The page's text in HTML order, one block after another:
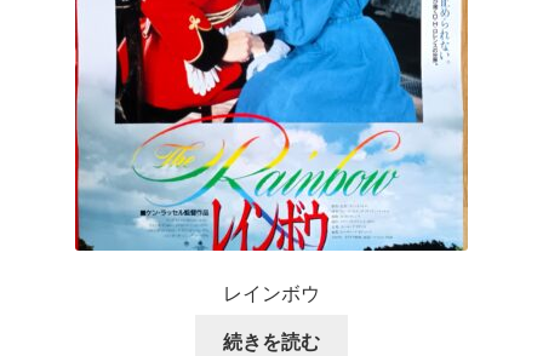
レインボウ
続きを読む